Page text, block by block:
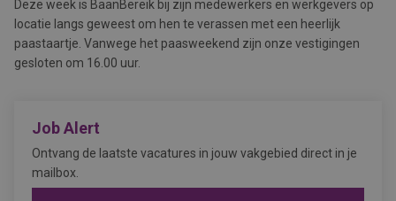
Deze week is BaanBereik bij zijn medewerkers en werkgevers op
locatie langs geweest om hen te verassen met een heerlijk
paastaartje. Vanwege het paasweekend zijn onze vestigingen
gesloten om 16.00 uur.
Job Alert
Ontvang de laatste vacatures in jouw vakgebied direct in je
mailbox.